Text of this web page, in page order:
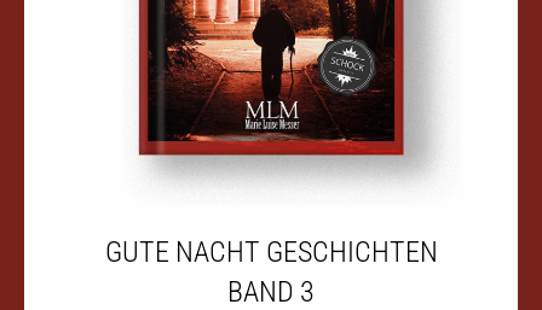
GUTE NACHT GESCHICHTEN
BAND 3